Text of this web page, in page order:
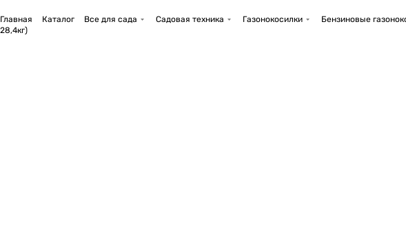
Главная Каталог Все для сада Садовая техника Газонокосилки Бензиновые
28,4кг)